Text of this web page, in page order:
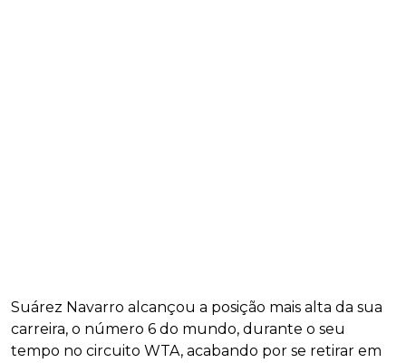
Suárez Navarro alcançou a posição mais alta da sua
carreira, o número 6 do mundo, durante o seu
tempo no circuito WTA, acabando por se retirar em